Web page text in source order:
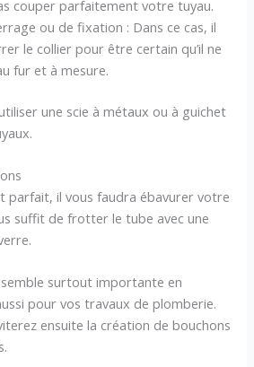
couper parfaitement votre tuyau.
ou de fixation : Dans ce cas, il
le collier pour être certain qu’il ne
fur et à mesure.
une scie à métaux ou à guichet
parfait, il vous faudra ébavurer votre
suffit de frotter le tube avec une
surtout importante en
pour vos travaux de plomberie.
ensuite la création de bouchons